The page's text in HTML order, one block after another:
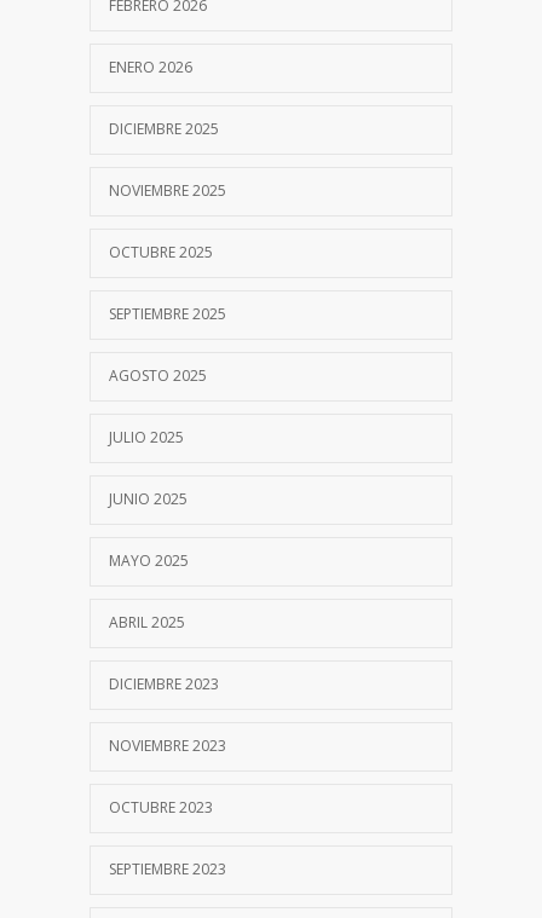
FEBRERO 2026
ENERO 2026
DICIEMBRE 2025
NOVIEMBRE 2025
OCTUBRE 2025
SEPTIEMBRE 2025
AGOSTO 2025
JULIO 2025
JUNIO 2025
MAYO 2025
ABRIL 2025
DICIEMBRE 2023
NOVIEMBRE 2023
OCTUBRE 2023
SEPTIEMBRE 2023